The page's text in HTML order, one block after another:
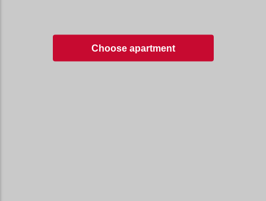
Choose apartment